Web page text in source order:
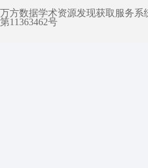
万方数据学术资源发现获取服务
第11363462号